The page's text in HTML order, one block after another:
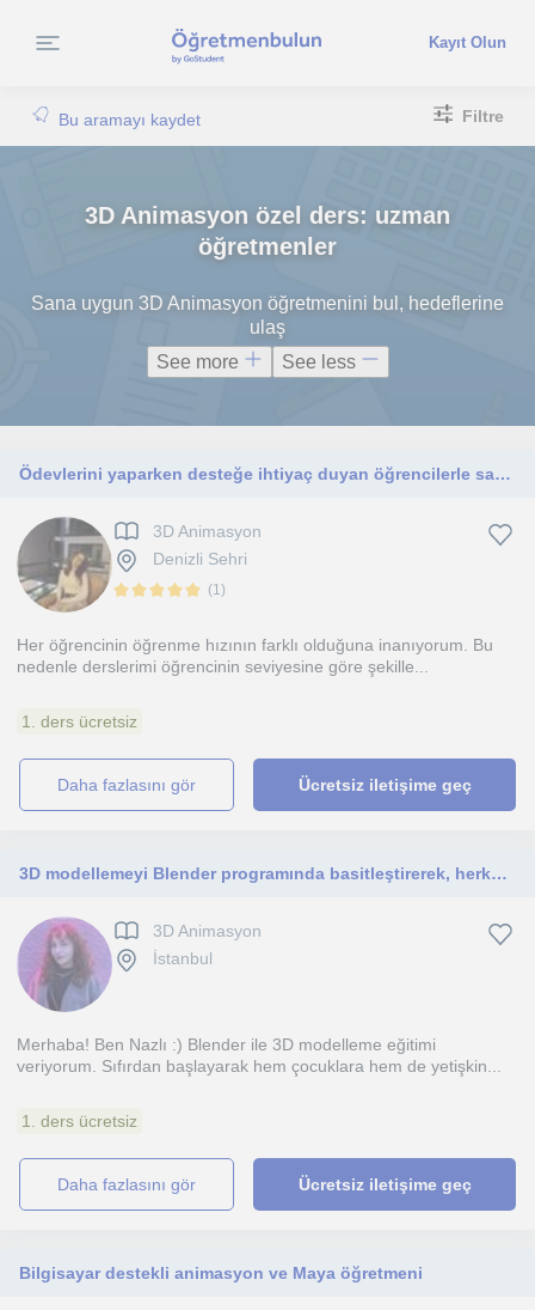
Kayıt Olun
Bu aramayı kaydet Filtre
3D Animasyon özel ders: uzman
öğretmenler
Sana uygun 3D Animasyon öğretmenini bul, hedeflerine
ulaş
See more
See less
Ödevlerini yaparken desteğe ihtiyaç duyan öğrencilerle sabırlı ve anlayışlı bir şekilde çalışıyorum.
3D Animasyon
Denizli Sehri
(1)
Her öğrencinin öğrenme hızının farklı olduğuna inanıyorum. Bu
nedenle derslerimi öğrencinin seviyesine göre şekille...
1. ders ücretsiz
daha fazlasını gör Ücretsiz iletişime geç
3D modellemeyi Blender programında basitleştirerek, herkesin anlayabileceği şekilde öğretiyorum
3D Animasyon
İstanbul
Merhaba! Ben Nazlı :) Blender ile 3D modelleme eğitimi
veriyorum. Sıfırdan başlayarak hem çocuklara hem de yetişkin...
1. ders ücretsiz
daha fazlasını gör Ücretsiz iletişime geç
Bilgisayar destekli animasyon ve Maya öğretmeni